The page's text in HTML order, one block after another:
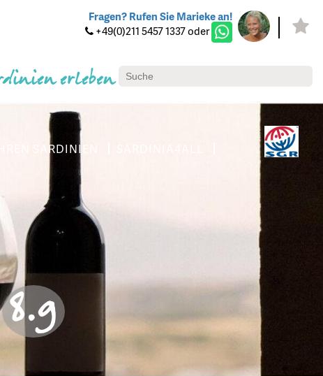
Fragen? Rufen Sie Marieke an!
+49(0)211 5457 1337 oder
erleben
SARDINIEN
8.9